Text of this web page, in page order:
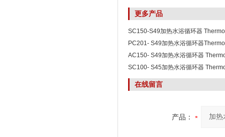
更多产品
SC150-S49加热水浴循环器
Scientific
PC201- S49加热水浴循环器
Scientific
AC150- S49加热水浴循环器
Scientific
SC100- S45加热水浴循环器
Scientific
在线留言
产品：